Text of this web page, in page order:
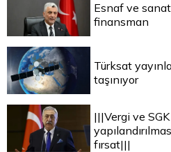
Esnaf ve
finansman
Türksat
taşınıyor
|||Vergi ve
fırsat|||